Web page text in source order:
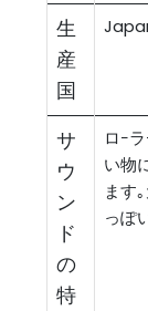
生
産
国
サ
ウ
ン
ド
の
特
ロｰ
い物
ます
っぽ